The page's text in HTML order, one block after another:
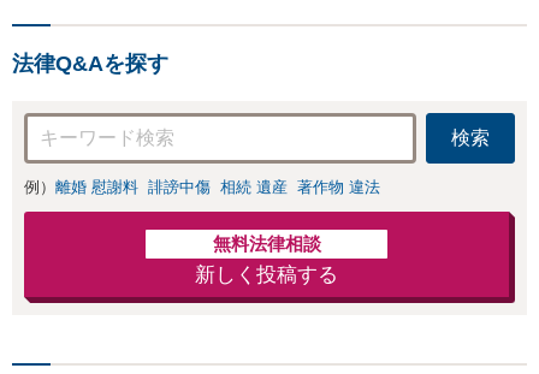
法律Q&Aを探す
検索
例） 離婚 慰謝料 誹謗中傷 相続 遺産 著作物 違法
無料法律相談
新しく投稿する